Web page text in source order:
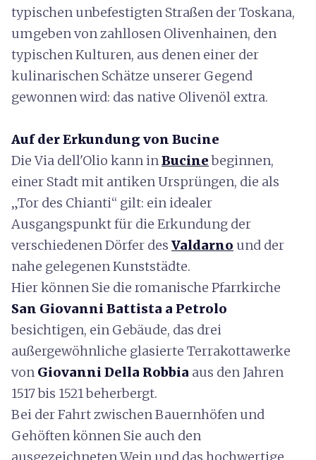
typischen unbefestigten Straßen der Toskana,
umgeben von zahllosen Olivenhainen, den
typischen Kulturen, aus denen einer der
kulinarischen Schätze unserer Gegend
gewonnen wird: das native Olivenöl extra.
Auf der Erkundung von Bucine
Die Via dell'Olio kann inBucinebeginnen,
einer Stadt mit antiken Ursprüngen, die als
„Tor des Chianti“ gilt: ein idealer
Ausgangspunkt für die Erkundung der
verschiedenen Dörfer des Valdarno und der
nahe gelegenen Kunststädte.
Hier können Sie die romanische Pfarrkirche
San Giovanni Battista a Petrolo
besichtigen, ein Gebäude, das drei
außergewöhnliche glasierte Terrakottawerke
von Giovanni Della Robbia aus den Jahren
1517 bis 1521 beherbergt.
Bei der Fahrt zwischen Bauernhöfen und
Gehöften können Sie auch den